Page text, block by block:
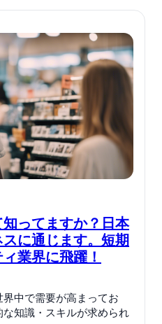
ってますか？日本
に通じます。短期
業界に飛躍！
中で需要が高まってお
知識・スキルが求められ